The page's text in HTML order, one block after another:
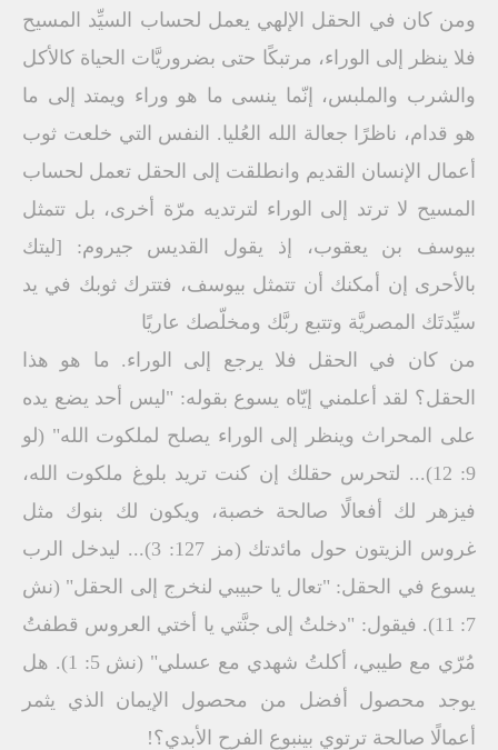
ومن كان في الحقل الإلهي يعمل لحساب السيِّد المسيح
فلا ينظر إلى الوراء، مرتبكًا حتى بضروريَّات الحياة كالأكل
والشرب والملبس، إنّما ينسى ما هو وراء ويمتد إلى ما
هو قدام، ناظرًا جعالة الله العُليا. النفس التي خلعت ثوب
أعمال الإنسان القديم وانطلقت إلى الحقل تعمل لحساب
المسيح لا ترتد إلى الوراء لترتديه مرّة أخرى، بل تتمثل
بيوسف بن يعقوب، إذ يقول القديس جيروم: [ليتك
بالأحرى إن أمكنك أن تتمثل بيوسف، فتترك ثوبك في يد
سيِّدتَك المصريَّة وتتبع ربَّك ومخلّصك عاريًا
من كان في الحقل فلا يرجع إلى الوراء. ما هو هذا
الحقل؟ لقد أعلمني إيّاه يسوع بقوله: "ليس أحد يضع يده
على المحراث وينظر إلى الوراء يصلح لملكوت الله" (لو
9: 12)... لتحرس حقلك إن كنت تريد بلوغ ملكوت الله،
فيزهر لك أفعالًا صالحة خصبة، ويكون لك بنوك مثل
غروس الزيتون حول مائدتك (مز 127: 3)... ليدخل الرب
يسوع في الحقل: "تعال يا حبيبي لنخرج إلى الحقل" (نش
7: 11). فيقول: "دخلتُ إلى جنَّتي يا أختي العروس قطفتُ
مُرّي مع طيبي، أكلتُ شهدي مع عسلي" (نش 5: 1). هل
يوجد محصول أفضل من محصول الإيمان الذي يثمر
أعمالًا صالحة ترتوي بينبوع الفرح الأبدي؟!